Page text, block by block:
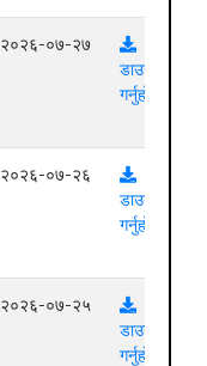
२०२६-०७-२७
डाउनलोड
गर्नुहोस्
२०२६-०७-२६
डाउनलोड
गर्नुहोस्
२०२६-०७-२५
डाउनलोड
गर्नुहोस्